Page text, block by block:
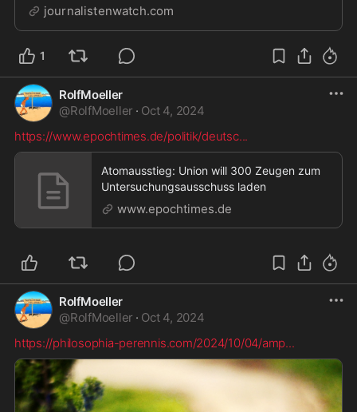
das Bundesverdienstkreuz verliehen bekam, erstattete
journalistenwatch.com
1
RolfMoeller
@RolfMoeller · Oct 4, 2024
https://www.epochtimes.de/politik/deutsc...
Atomausstieg: Union will 300 Zeugen zum
Untersuchungsausschuss laden
www.epochtimes.de
RolfMoeller
@RolfMoeller · Oct 4, 2024
https://philosophia-perennis.com/2024/10/04/amp...